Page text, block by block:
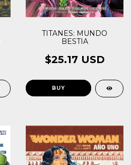
TITANES: MUNDO
BESTIA
$25.17 USD